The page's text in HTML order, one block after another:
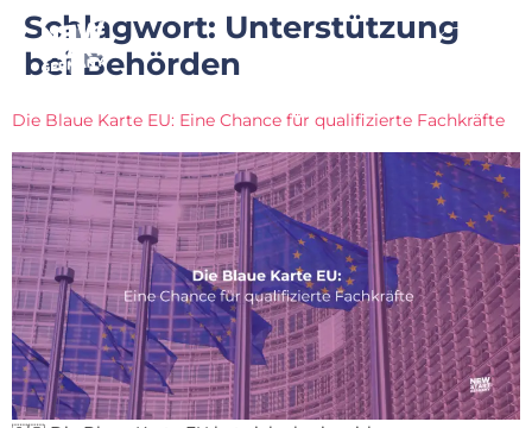
Schlagwort: Unterstützung
bei Behörden
Die Blaue Karte EU: Eine Chance für qualifizierte Fachkräfte